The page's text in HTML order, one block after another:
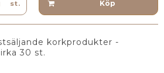
st. Köp
korkprodukter -
30 st.